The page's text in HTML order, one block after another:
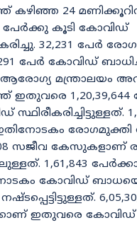
കഴിഞ്ഞ 24
പേര്‍ക്കു കൂടി കോവിഡ്
32,231 പേര്‍
പേര്‍ കോവിഡ്
ആരോഗ്യ മന്ത്രാലയം
ഇതുവരെ
രോഗമുക്തി
സജീവ കേസുകളാണ്
1,61,843
കോവിഡ്
ഇതുവരെ കോവിഡ്